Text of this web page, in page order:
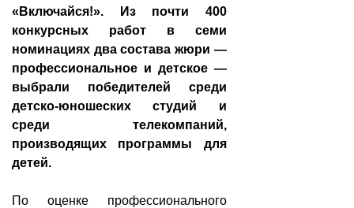
«Включайся!». Из почти 400
конкурсных работ в семи
номинациях два состава жюри —
профессиональное и детское —
выбрали победителей среди
детско-юношеских студий и
среди телекомпаний,
производящих программы для
детей.
По оценке профессионального